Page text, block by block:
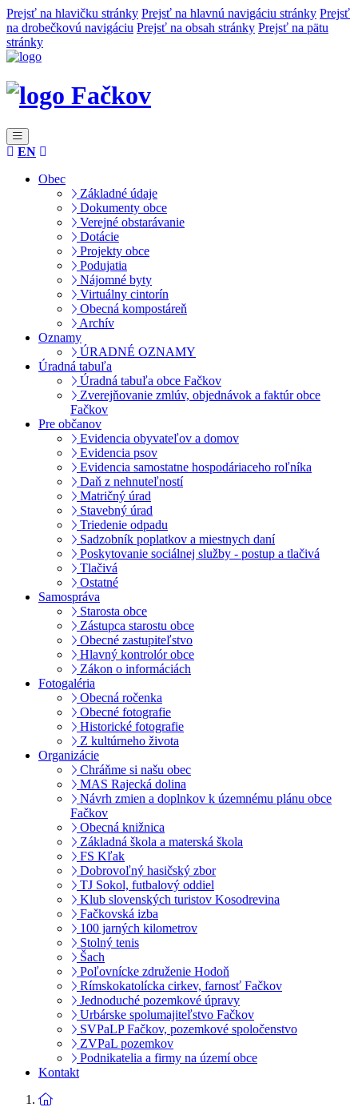
Prejsť na hlavičku stránky Prejsť na hlavnú navigáciu stránky Prejsť
na drobečkovú navigáciu Prejsť na obsah stránky Prejsť na pätu
stránky
Fačkov
EN
Obec
Základné údaje
Dokumenty obce
Verejné obstarávanie
Dotácie
Projekty obce
Podujatia
Nájomné byty
Virtuálny cintorín
Obecná kompostáreň
Archív
Oznamy
ÚRADNÉ OZNAMY
Úradná tabuľa
Úradná tabuľa obce Fačkov
Zverejňovanie zmlúv, objednávok a faktúr obce
Fačkov
Pre občanov
Evidencia obyvateľov a domov
Evidencia psov
Evidencia samostatne hospodáriaceho roľníka
Daň z nehnuteľností
Matričný úrad
Stavebný úrad
Triedenie odpadu
Sadzobník poplatkov a miestnych daní
Poskytovanie sociálnej služby - postup a tlačivá
Tlačivá
Ostatné
Samospráva
Starosta obce
Zástupca starostu obce
Obecné zastupiteľstvo
Hlavný kontrolór obce
Zákon o informáciách
Fotogaléria
Obecná ročenka
Obecné fotografie
Historické fotografie
Z kultúrneho života
Organizácie
Chráňme si našu obec
MAS Rajecká dolina
Návrh zmien a doplnkov k územnému plánu obce
Fačkov
Obecná knižnica
Základná škola a materská škola
FS Kľak
Dobrovoľný hasičský zbor
TJ Sokol, futbalový oddiel
Klub slovenských turistov Kosodrevina
Fačkovská izba
100 jarných kilometrov
Stolný tenis
Šach
Poľovnícke združenie Hodoň
Rímskokatolícka cirkev, farnosť Fačkov
Jednoduché pozemkové úpravy
Urbárske spolumajiteľstvo Fačkov
SVPaLP Fačkov, pozemkové spoločenstvo
ZVPaL pozemkov
Podnikatelia a firmy na území obce
Kontakt